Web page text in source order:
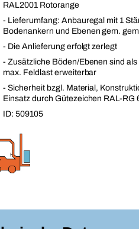
RAL2001 Rotorange
- Lieferumfang: Anbauregal mit 1
Bodenankern und Ebenen gem.
- Die Anlieferung erfolgt zerlegt
- Zusätzliche Böden/Ebenen sind
max. Feldlast erweiterbar
- Sicherheit bzgl. Material,
Einsatz durch Gütezeichen RAL-RG
ID: 509105